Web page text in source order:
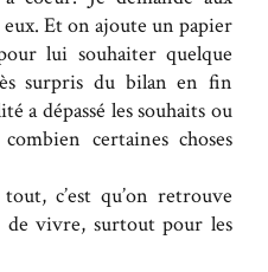
Et on ajoute un papier
lui souhaiter quelque
surpris du bilan en fin
a dépassé les souhaits ou
certaines choses
c’est qu’on retrouve
de vivre, surtout pour les